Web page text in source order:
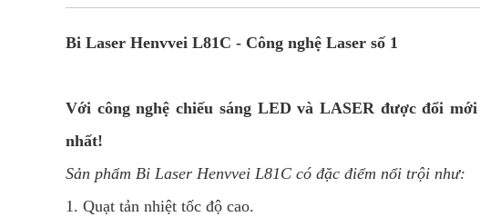
Bi Laser Henvvei L81C - Công nghệ Laser số 1
Với công nghệ chiếu sáng LED và LASER được đổi
nhất!
Sản phẩm Bi Laser Henvvei L81C có đặc điểm nổi trội như:
1. Quạt tản nhiệt tốc độ cao.